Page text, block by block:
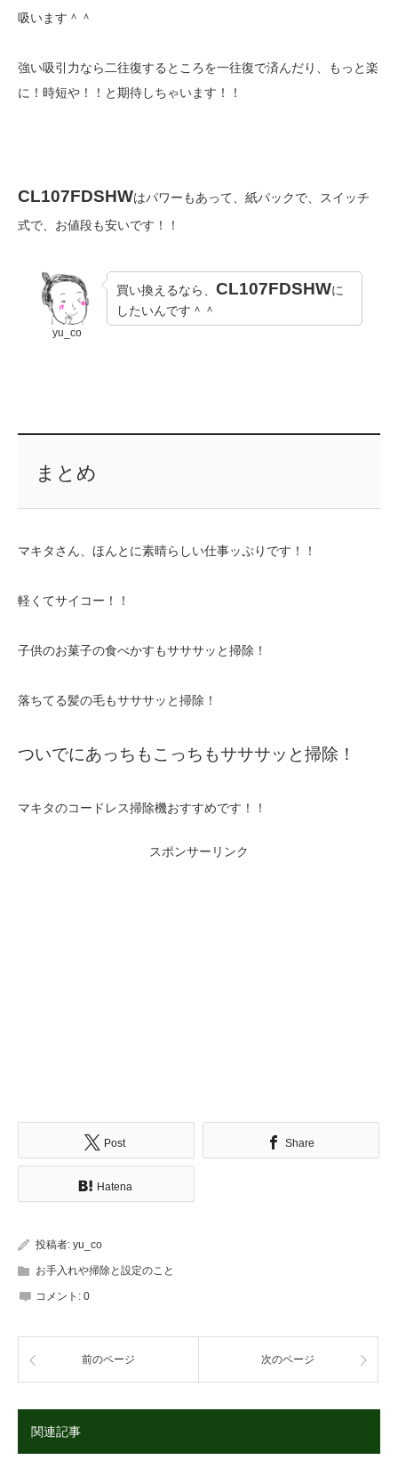
吸います＾＾
強い吸引力なら二往復するところを一往復で済んだり、もっと楽
に！時短や！！と期待しちゃいます！！
CL107FDSHWはパワーもあって、紙パックで、スイッチ
式で、お値段も安いです！！
yu_co
買い換えるなら、 CL107FDSHWに
したいんです＾＾
まとめ
マキタさん、ほんとに素晴らしい仕事ッぷりです！！
軽くてサイコー！！
子供のお菓子の食べかすもサササッと掃除！
落ちてる髪の毛もサササッと掃除！
ついでにあっちもこっちもサササッと掃除！
マキタのコードレス掃除機おすすめです！！
スポンサーリンク
Post Share
Hatena
投稿者: yu_co
お手入れや掃除と設定のこと
コメント: 0
前のページ 次のページ
関連記事